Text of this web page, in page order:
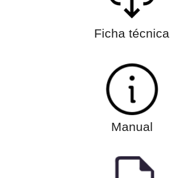
Ficha técnica
Manual